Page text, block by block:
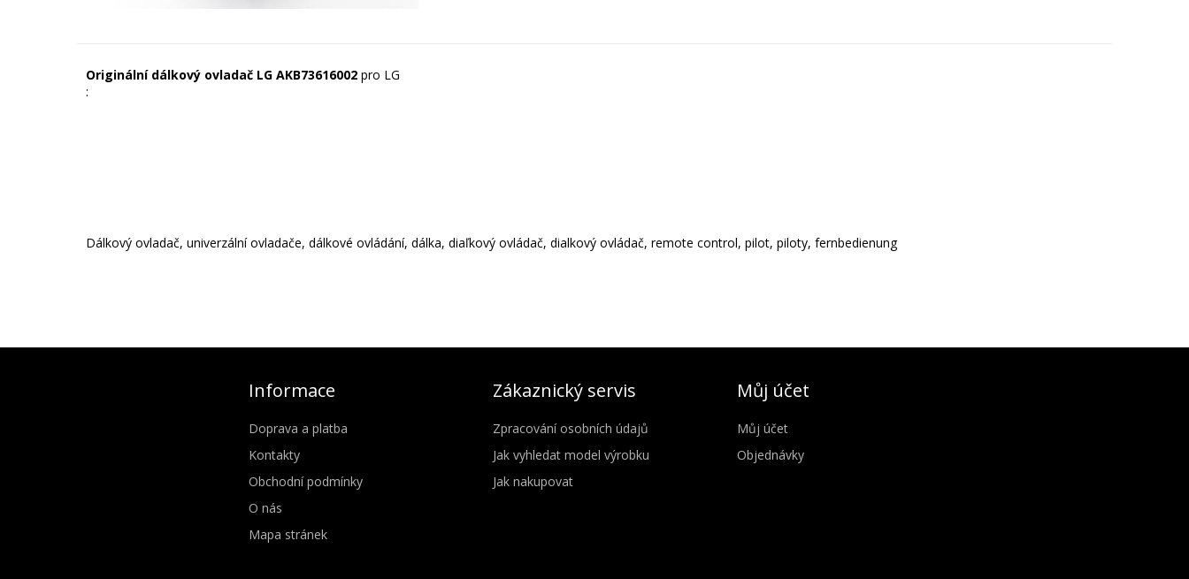
Originální dálkový ovladač LG AKB73616002 pro LG
:
Dálkový ovladač, univerzální ovladače, dálkové ovládání, dálka, diaľkový ovládač, dialkový ovládač, remote control, pilot, piloty, fernbedienung
Informace
Doprava a platba
Kontakty
Obchodní podmínky
O nás
Mapa stránek
Zákaznický servis
Zpracování osobních údajů
Jak vyhledat model výrobku
Jak nakupovat
Můj účet
Můj účet
Objednávky